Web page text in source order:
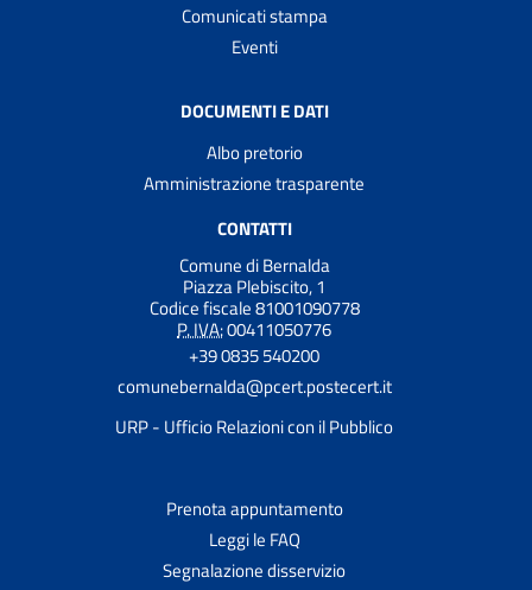
Comunicati stampa
Eventi
DOCUMENTI E DATI
Albo pretorio
Amministrazione trasparente
CONTATTI
Comune di Bernalda
Piazza Plebiscito, 1
Codice fiscale 81001090778
P. IVA:00411050776
+39 0835 540200
comunebernalda@pcert.postecert.it
URP - Ufficio Relazioni con il Pubblico
Prenota appuntamento
Leggi le FAQ
Segnalazione disservizio